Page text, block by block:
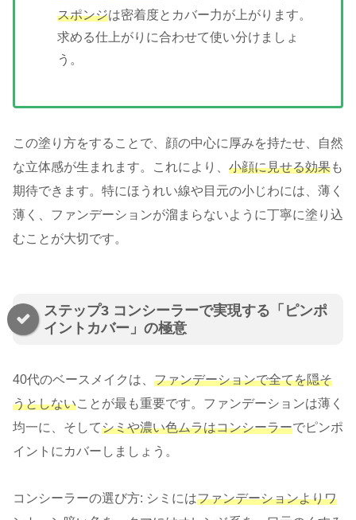
スポンジは密着度とカバー力が上がります。
求める仕上がりに合わせて使い分けましょ
う。
この塗り方をすることで、顔の中心に厚みを持たせ、自然
な立体感が生まれます。これにより、 小顔に見せる効果も
期待できます。特にほうれい線や目元の小じわには、薄く
薄く、ファンデーションが溜まらないように丁寧に塗り込
むことが大切です。
ステップ3 コンシーラーで実現する「ピンポ
イントカバー」の極意
40代のベースメイクは、 ファンデーションで全てを隠そ
うとしないことが最も重要です。ファンデーションは薄く
均一に、そしてシミや濃い色ムラはコンシーラーでピンポ
イントにカバーしましょう。
コンシーラーの選び方: シミにはファンデーションよりワ